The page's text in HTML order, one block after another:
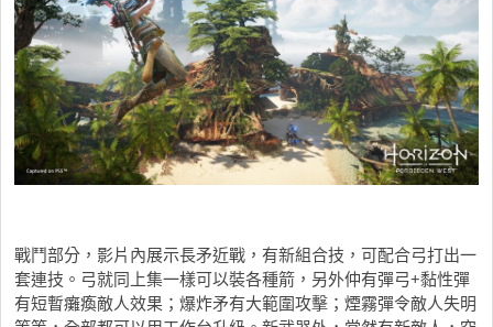
戰鬥部分，影片內展示長矛近戰，有新組合技，可配合弓打出一
套連技。弓就同上集一樣可以裝各種箭，另外仲有彈弓+黏性彈
有短暫癱瘓敵人效果；爆炸矛有大範圍攻擊；煙霧彈令敵人失明